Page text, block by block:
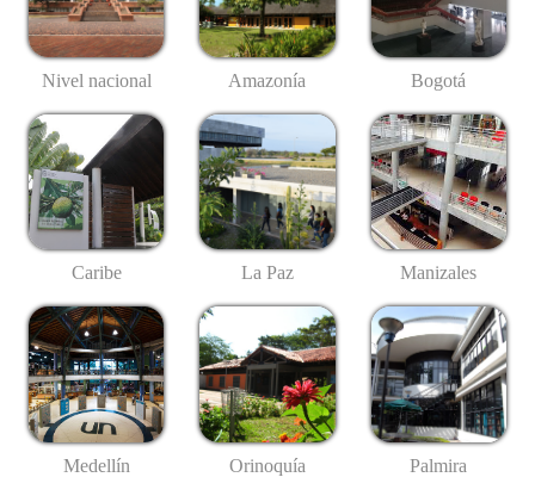
Nivel nacional Amazonía Bogotá
Caribe La Paz Manizales
Medellín Orinoquía Palmira